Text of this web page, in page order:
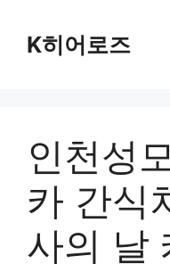
contentK히어로즈
인천성
카 간식
사의 날